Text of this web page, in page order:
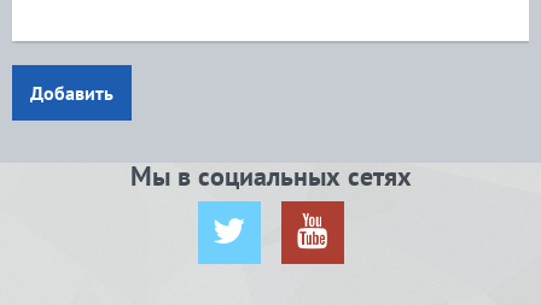
Добавить
Мы в социальных сетях